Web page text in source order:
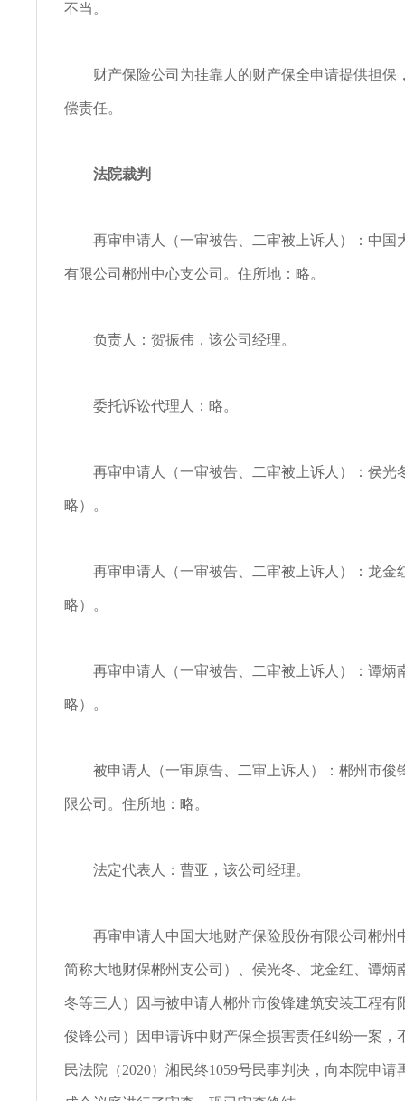
不当。
财产保险公司为挂靠人的财产保全申请提供担保
偿责任。
法院裁判
再审申请人（一审被告、二审被上诉人）：中国
有限公司郴州中心支公司。住所地：略。
负责人：贺振伟，该公司经理。
委托诉讼代理人：略。
再审申请人（一审被告、二审被上诉人）：侯光
略）。
再审申请人（一审被告、二审被上诉人）：龙金
略）。
再审申请人（一审被告、二审被上诉人）：谭炳
略）。
被申请人（一审原告、二审上诉人）：郴州市俊
限公司。住所地：略。
法定代表人：曹亚，该公司经理。
再审申请人中国大地财产保险股份有限公司郴州
简称大地财保郴州支公司）、侯光冬、龙金红、谭炳
冬等三人）因与被申请人郴州市俊锋建筑安装工程有
俊锋公司）因申请诉中财产保全损害责任纠纷一案，
民法院（2020）湘民终1059号民事判决，向本院申请